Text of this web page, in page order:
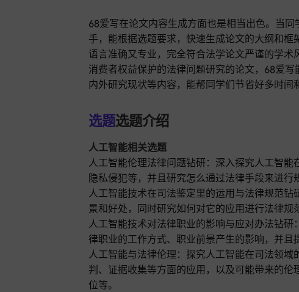
68爱写在论文内容生成方面也是相当出色。当
手，能根据选题要求，快速生成论文的大纲和
语言准确又专业，完全符合法学论文严谨的学
消费者权益保护的法律问题研究的论文，68爱
内外研究现状等内容，能帮同学们节省好多时间
选题选题介绍
人工智能相关选题
人工智能伦理法律问题钻研：深入探究人工智能
隐私侵犯等，并且研究怎么通过法律手段来进行
人工智能技术在司法鉴定里的运用与法律规范
景和好处，同时研究如何对它的应用进行法律规
人工智能技术对法律职业的影响与应对办法钻
律职业的工作方式、职业前景产生的影响，并且
人工智能与法律伦理：探究人工智能在司法领
判、证据收集等方面的应用，以及可能带来的
位等。